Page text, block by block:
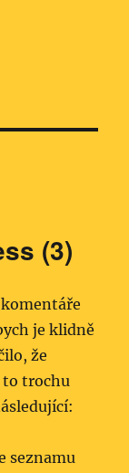
(3)
je klidně
že
to trochu
seznamu